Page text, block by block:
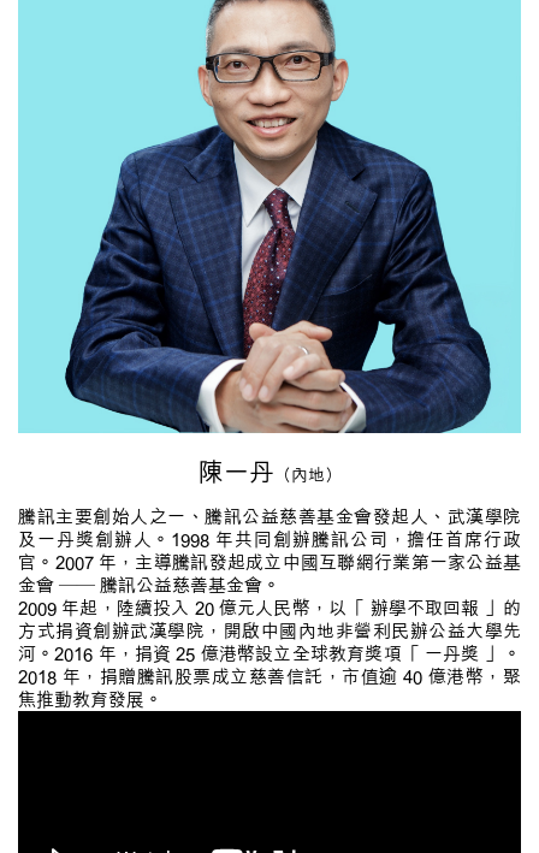
陳一丹 （內地）
騰訊主要創始人之一、騰訊公益慈善基金會發起人、武漢學院
及一丹獎創辦人。1998 年共同創辦騰訊公司，擔任首席行政
官。2007 年，主導騰訊發起成立中國互聯網行業第一家公益基
金會 —— 騰訊公益慈善基金會。
2009 年起，陸續投入 20 億元人民幣，以「 辦學不取回報 」的
方式捐資創辦武漢學院，開啟中國內地非營利民辦公益大學先
河。2016 年，捐資 25 億港幣設立全球教育獎項「 一丹獎 」。
2018 年，捐贈騰訊股票成立慈善信託，市值逾 40 億港幣，聚
焦推動教育發展。